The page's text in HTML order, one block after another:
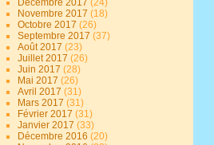
Décembre 2017(24)
Novembre 2017(18)
Octobre 2017(26)
Septembre 2017(37)
Août 2017(23)
Juillet 2017(26)
Juin 2017(28)
Mai 2017(26)
Avril 2017(31)
Mars 2017(31)
Février 2017(31)
Janvier 2017(33)
Décembre 2016(20)